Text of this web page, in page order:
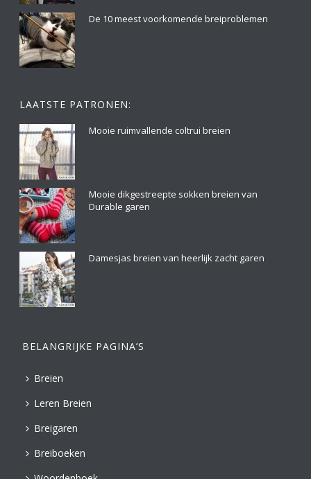
De 10 meest voorkomende breiproblemen
LAATSTE PATRONEN:
Mooie ruimvallende coltrui breien
Mooie dikgestreepte sokken breien van
Durable garen
Damesjas breien van heerlijk zacht garen
BELANGRIJKE PAGINA’S
Breien
Leren Breien
Breigaren
Breiboeken